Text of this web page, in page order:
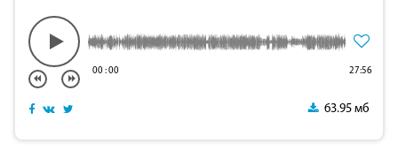
00:00 27:56
63.95 мб